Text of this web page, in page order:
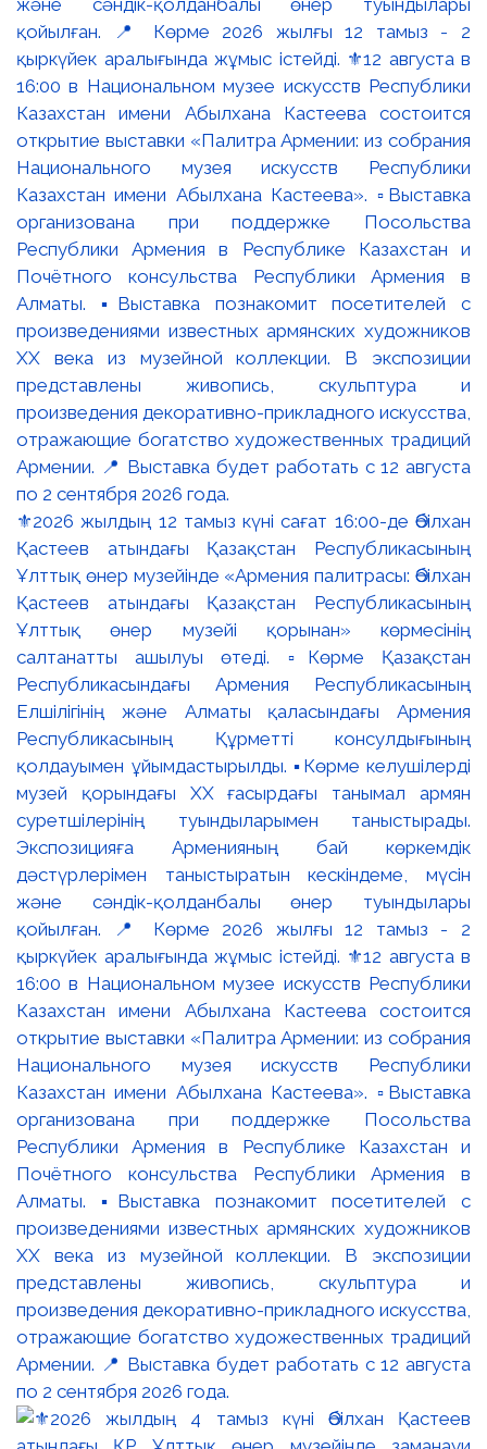
⚜️2026 жылдың 12 тамыз күні сағат 16:00-де Әбілхан
Қастеев атындағы Қазақстан Республикасының
Ұлттық өнер музейінде «Армения палитрасы: Әбілхан
Қастеев атындағы Қазақстан Республикасының
Ұлттық өнер музейі қорынан» көрмесінің
салтанатты ашылуы өтеді. ▫️Көрме Қазақстан
Республикасындағы Армения Республикасының
Елшілігінің және Алматы қаласындағы Армения
Республикасының Құрметті консулдығының
қолдауымен ұйымдастырылды. ▪️Көрме келушілерді
музей қорындағы ХХ ғасырдағы танымал армян
суретшілерінің туындыларымен таныстырады.
Экспозицияға Арменияның бай көркемдік
дәстүрлерімен таныстыратын кескіндеме, мүсін
және сәндік-қолданбалы өнер туындылары
қойылған. 📍 Көрме 2026 жылғы 12 тамыз - 2
қыркүйек аралығында жұмыс істейді. ⚜️12 августа в
16:00 в Национальном музее искусств Республики
Казахстан имени Абылхана Кастеева состоится
открытие выставки «Палитра Армении: из собрания
Национального музея искусств Республики
Казахстан имени Абылхана Кастеева». ▫️Выставка
организована при поддержке Посольства
Республики Армения в Республике Казахстан и
Почётного консульства Республики Армения в
Алматы. ▪️Выставка познакомит посетителей с
произведениями известных армянских художников
XX века из музейной коллекции. В экспозиции
представлены живопись, скульптура и
произведения декоративно-прикладного искусства,
отражающие богатство художественных традиций
Армении. 📍 Выставка будет работать с 12 августа
по 2 сентября 2026 года.